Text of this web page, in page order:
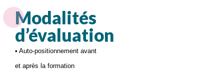
Modalités
d’évaluation
• Auto-positionnement avant
et après la formation